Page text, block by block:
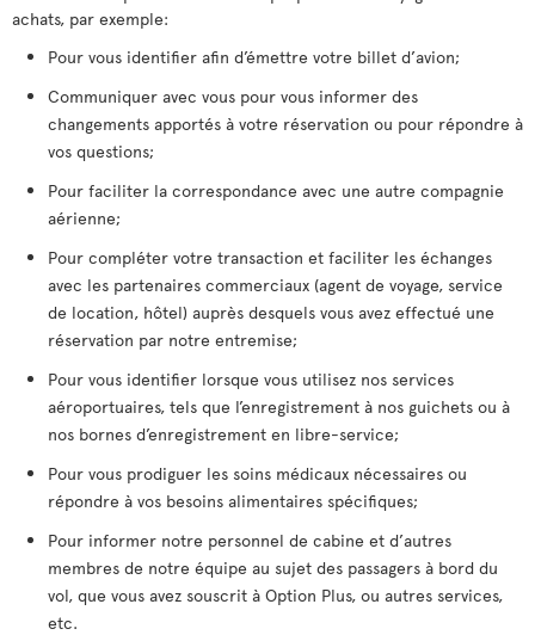
achats, par exemple:
Pour vous identifier afin d’émettre votre billet d’avion;
Communiquer avec vous pour vous informer des
changements apportés à votre réservation ou pour répondre à
vos questions;
Pour faciliter la correspondance avec une autre compagnie
aérienne;
Pour compléter votre transaction et faciliter les échanges
avec les partenaires commerciaux (agent de voyage, service
de location, hôtel) auprès desquels vous avez effectué une
réservation par notre entremise;
Pour vous identifier lorsque vous utilisez nos services
aéroportuaires, tels que l’enregistrement à nos guichets ou à
nos bornes d’enregistrement en libre-service;
Pour vous prodiguer les soins médicaux nécessaires ou
répondre à vos besoins alimentaires spécifiques;
Pour informer notre personnel de cabine et d’autres
membres de notre équipe au sujet des passagers à bord du
vol, que vous avez souscrit à Option Plus, ou autres services,
etc.